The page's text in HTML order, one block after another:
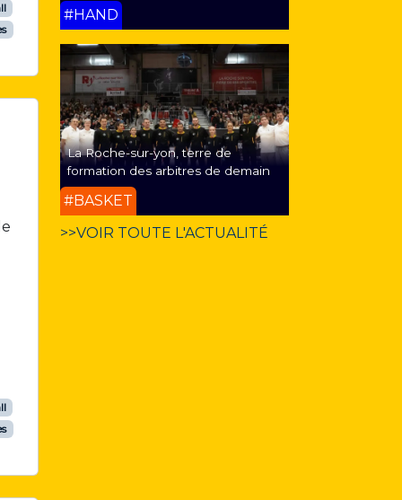
#HAND
La Roche-sur-yon, terre de
formation des arbitres de demain
#BASKET
>>VOIR TOUTE L'ACTUALITÉ